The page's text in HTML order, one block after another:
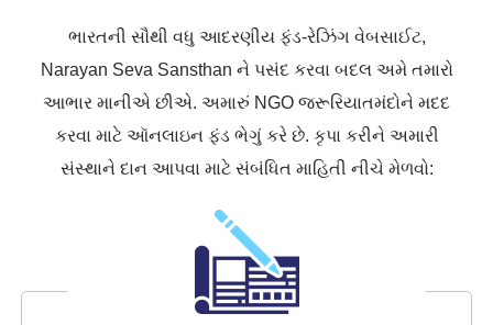
ભારતની સૌથી વધુ આદરણીય ફંડ-રેઝિંગ વેબસાઈટ,
Narayan Seva Sansthan ને પસંદ કરવા બદલ અમે તમારો
આભાર માનીએ છીએ. અમારું NGO જરૂરિયાતમંદોને મદદ
કરવા માટે ઑનલાઇન ફંડ ભેગું કરે છે. કૃપા કરીને અમારી
સંસ્થાને દાન આપવા માટે સંબંધિત માહિતી નીચે મેળવો: